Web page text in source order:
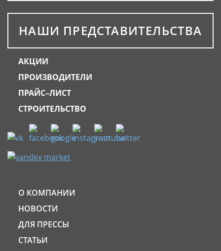
НАШИ ПРЕДСТАВИТЕЛЬСТВА
АКЦИИ
ПРОИЗВОДИТЕЛИ
ПРАЙС–ЛИСТ
СТРОИТЕЛЬСТВО
О КОМПАНИИ
НОВОСТИ
ДЛЯ ПРЕССЫ
СТАТЬИ